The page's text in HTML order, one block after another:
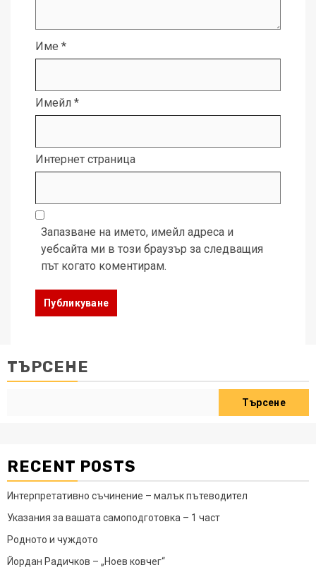
Име *
Имейл *
Интернет страница
Запазване на името, имейл адреса и
уебсайта ми в този браузър за следващия
път когато коментирам.
ТЪРСЕНЕ
Търсене
RECENT POSTS
Интерпретативно съчинение – малък пътеводител
Указания за вашата самоподготовка – 1 част
Родното и чуждото
Йордан Радичков – „Ноев ковчег“